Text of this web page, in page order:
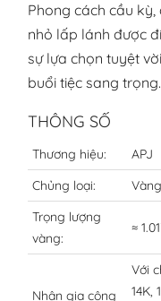
Phong cách cầu
nhỏ lấp lánh được
sự lựa chọn tuyệt
buổi tiệc sang trọng.
THÔNG SỐ
Thương hiệu:
APJ
Chủng loại:
Trọng lượng
vàng:
≈
Nhận gia công
Với
14K,